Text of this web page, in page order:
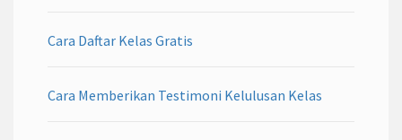
Cara Daftar Kelas Gratis
Cara Memberikan Testimoni Kelulusan Kelas